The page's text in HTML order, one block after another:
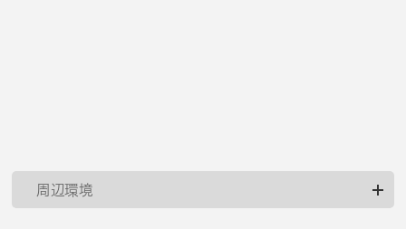
周辺環境